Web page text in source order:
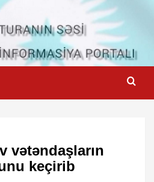
vətəndaşların
keçirib